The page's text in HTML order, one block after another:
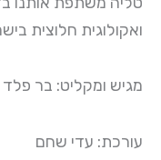
ואקולוגית חלוצית
מגיש ומקליט: בר פלד
עורכת: עדי שחם